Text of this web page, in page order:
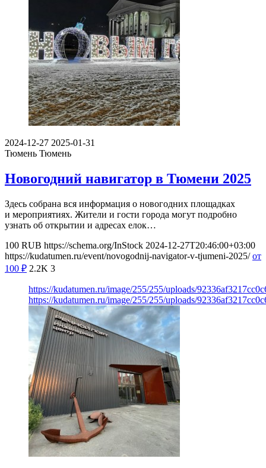
2024-12-27 2025-01-31
Тюмень Тюмень
Новогодний навигатор в Тюмени 2025
Здесь собрана вся информация о новогодних площадках
и мероприятиях. Жители и гости города могут подробно
узнать об открытии и адресах елок…
100 RUB https://schema.org/InStock 2024-12-27T20:46:00+03:00
https://kudatumen.ru/event/novogodnij-navigator-v-tjumeni-2025/ от
100 ₽ 2.2K 3
https://kudatumen.ru/image/255/255/uploads/
https://kudatumen.ru/image/255/255/uploads/